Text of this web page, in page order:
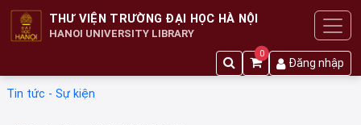
THƯ VIỆN TRƯỜNG ĐẠI HỌC HÀ NỘI
HANOI UNIVERSITY LIBRARY
0
Đăng nhập
Tin tức - Sự kiện